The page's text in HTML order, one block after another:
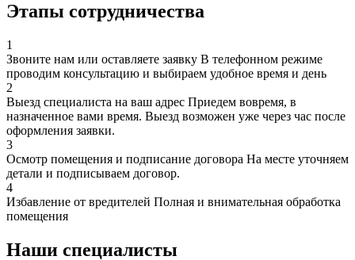
Этапы сотрудничества
1
Звоните нам или оставляете заявку В телефонном режиме
проводим консультацию и выбираем удобное время и день
2
Выезд специалиста на ваш адрес Приедем вовремя, в
назначенное вами время. Выезд возможен уже через час после
оформления заявки.
3
Осмотр помещения и подписание договора На месте уточняем
детали и подписываем договор.
4
Избавление от вредителей Полная и внимательная обработка
помещения
Наши специалисты